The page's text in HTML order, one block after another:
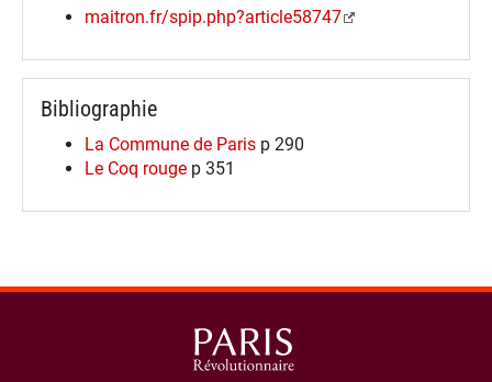
maitron.fr/spip.php?article58747
Bibliographie
La Commune de Paris p 290
Le Coq rouge p 351